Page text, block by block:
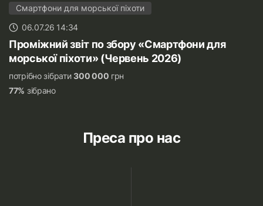
Смартфони для морської піхоти
06.07.26 14:34
Проміжний звіт по збору «Смартфони для
морської піхоти» (Червень 2026)
потрібно зібрати300 000 грн
77% зібрано
Преса про нас